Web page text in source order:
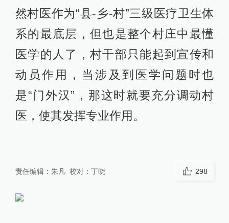
然村医作为“县-乡-村”三级医疗卫生体
系的最底层，但也是整个村庄中最懂
医学的人了，村干部只能起到宣传和
动员作用，当涉及到医学问题时也
是“门外汉”，那这时就要充分调动村
医，使其发挥专业作用。
责任编辑： 朱凡 校对： 丁晓 298